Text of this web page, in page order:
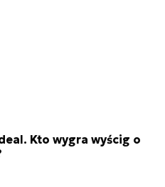
Kto wygra wyścig o